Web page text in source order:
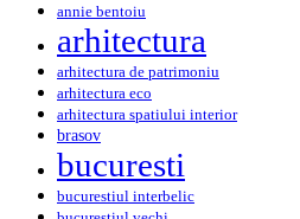
annie bentoiu
arhitectura
arhitectura de patrimoniu
arhitectura eco
arhitectura spatiului interior
brasov
bucuresti
bucurestiul interbelic